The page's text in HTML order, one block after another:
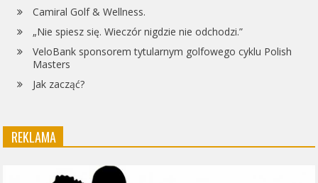
Camiral Golf & Wellness.
„Nie spiesz się. Wieczór nigdzie nie odchodzi.”
VeloBank sponsorem tytularnym golfowego cyklu Polish
Masters
Jak zacząć?
REKLAMA
Odtwarzacz